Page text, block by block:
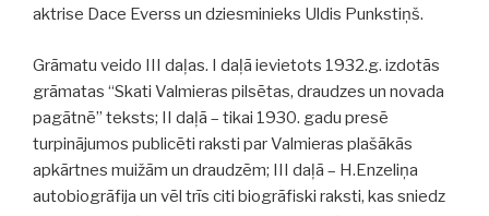
aktrise Dace Everss un dziesminieks Uldis Punkstiņš.
Grāmatu veido III daļas. I daļā ievietots 1932.g. izdotās
grāmatas “Skati Valmieras pilsētas, draudzes un novada
pagātnē” teksts; II daļā – tikai 1930. gadu presē
turpinājumos publicēti raksti par Valmieras plašākās
apkārtnes muižām un draudzēm; III daļā – H.Enzeliņa
autobiogrāfija un vēl trīs citi biogrāfiski raksti, kas sniedz